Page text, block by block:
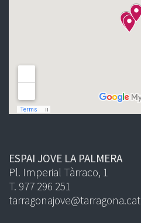
ESPAI JOVE LA PALMERA
Pl. Imperial Tàrraco, 1
T. 977 296 251
tarragonajove@tarragona.cat